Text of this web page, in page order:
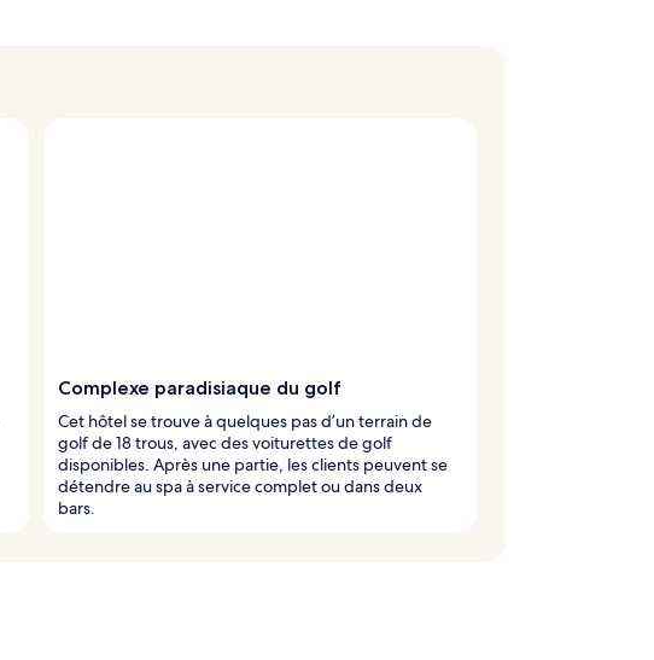
Complexe paradisiaque du golf
Cet hôtel se trouve à quelques pas d’un terrain de
golf de 18 trous, avec des voiturettes de golf
disponibles. Après une partie, les clients peuvent se
détendre au spa à service complet ou dans deux
bars.